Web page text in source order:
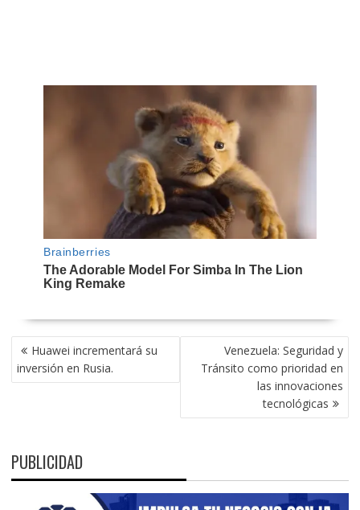
NAVEGACIÓN
DE
ENTRADAS
Huawei incrementará su
inversión en Rusia.
Venezuela: Seguridad y
Tránsito como prioridad en
las innovaciones
tecnológicas
PUBLICIDAD